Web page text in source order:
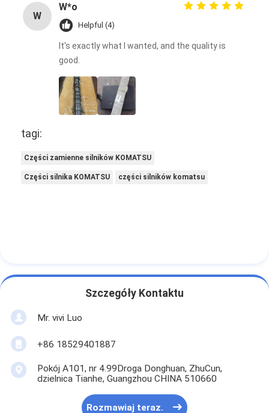
W
W*o
Helpful (4)
It's exactly what I wanted, and the quality is
good.
tagi:
Części zamienne silników KOMATSU
Części silnika KOMATSU części silników komatsu
Szczegóły Kontaktu
Mr. vivi Luo
+86 18529401887
Pokój A101, nr 4.99Droga Donghuan, ZhuCun,
dzielnica Tianhe, Guangzhou CHINA 510660
Rozmawiaj teraz.